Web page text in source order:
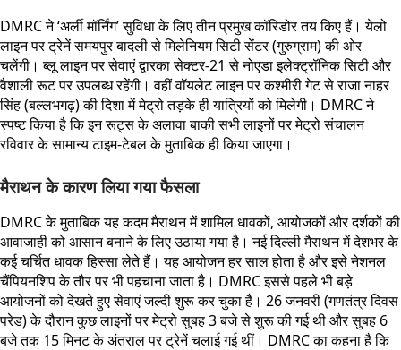
DMRC ने ‘अर्ली मॉर्निंग’ सुविधा के लिए तीन प्रमुख कॉरिडोर तय किए हैं। येलो
लाइन पर ट्रेनें समयपुर बादली से मिलेनियम सिटी सेंटर (गुरुग्राम) की ओर
चलेंगी। ब्लू लाइन पर सेवाएं द्वारका सेक्टर-21 से नोएडा इलेक्ट्रॉनिक सिटी और
वैशाली रूट पर उपलब्ध रहेंगी। वहीं वॉयलेट लाइन पर कश्मीरी गेट से राजा नाहर
सिंह (बल्लभगढ़) की दिशा में मेट्रो तड़के ही यात्रियों को मिलेगी। DMRC ने
स्पष्ट किया है कि इन रूट्स के अलावा बाकी सभी लाइनों पर मेट्रो संचालन
रविवार के सामान्य टाइम-टेबल के मुताबिक ही किया जाएगा।
मैराथन के कारण लिया गया फैसला
DMRC के मुताबिक यह कदम मैराथन में शामिल धावकों, आयोजकों और दर्शकों की
आवाजाही को आसान बनाने के लिए उठाया गया है। नई दिल्ली मैराथन में देशभर के
कई चर्चित धावक हिस्सा लेते हैं। यह आयोजन हर साल होता है और इसे नेशनल
चैंपियनशिप के तौर पर भी पहचाना जाता है। DMRC इससे पहले भी बड़े
आयोजनों को देखते हुए सेवाएं जल्दी शुरू कर चुका है। 26 जनवरी (गणतंत्र दिवस
परेड) के दौरान कुछ लाइनों पर मेट्रो सुबह 3 बजे से शुरू की गई थी और सुबह 6
बजे तक 15 मिनट के अंतराल पर ट्रेनें चलाई गई थीं। DMRC का कहना है कि